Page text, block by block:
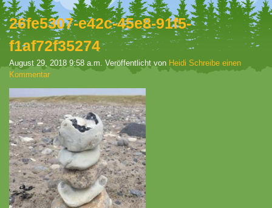
26fe5307-e42c-45e8-91f5-
f1af72f35274
August 29, 2018 9:58 a.m. Veröffentlicht von Heidi Schreibe einen
Kommentar